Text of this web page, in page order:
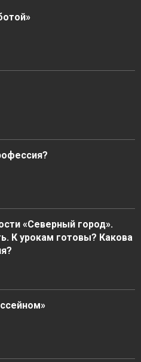
«Северный город».
К урокам готовы? Какова